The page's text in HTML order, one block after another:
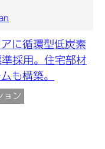
に循環型低炭素
採用。住宅部材
も構築。
ョン